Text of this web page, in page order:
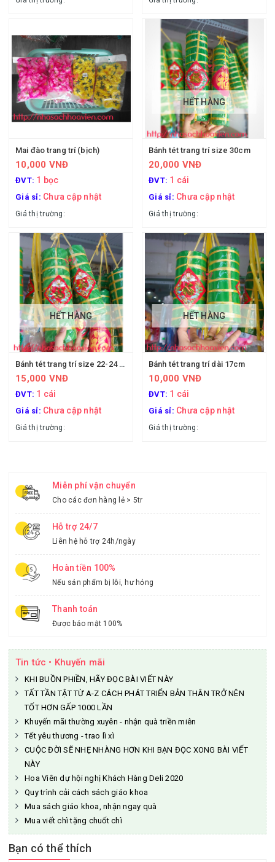
Mai đào trang trí (bịch)
10,000 VNĐ
ĐVT: 1 bọc
Giá sỉ: Chưa cập nhật
Giá thị trường:
HẾT HÀNG
Bánh tét trang trí size 30cm
20,000 VNĐ
ĐVT: 1 cái
Giá sỉ: Chưa cập nhật
Giá thị trường:
HẾT HÀNG
Bánh tét trang trí size 22-24 cm
15,000 VNĐ
ĐVT: 1 cái
Giá sỉ: Chưa cập nhật
Giá thị trường:
HẾT HÀNG
Bánh tét trang trí dài 17cm
10,000 VNĐ
ĐVT: 1 cái
Giá sỉ: Chưa cập nhật
Giá thị trường:
Miễn phí vận chuyển
Cho các đơn hàng lẻ > 5tr
Hỗ trợ 24/7
Liên hệ hỗ trợ 24h/ngày
Hoàn tiền 100%
Nếu sản phẩm bị lỗi, hư hỏng
Thanh toán
Được bảo mật 100%
Tin tức • Khuyến mãi
KHI BUỒN PHIỀN, HÃY ĐỌC BÀI VIẾT NÀY
TẤT TẦN TẬT TỪ A-Z CÁCH PHÁT TRIỂN BẢN THÂN TRỞ NÊN
TỐT HƠN GẤP 1000 LẦN
Khuyến mãi thường xuyên - nhận quà triền miên
Tết yêu thương - trao lì xì
CUỘC ĐỜI SẼ NHẸ NHÀNG HƠN KHI BẠN ĐỌC XONG BÀI VIẾT
NÀY
Hoa Viên dự hội nghị Khách Hàng Deli 2020
Quy trình cải cách sách giáo khoa
Mua sách giáo khoa, nhận ngay quà
Mua viết chì tặng chuốt chì
Bạn có thể thích